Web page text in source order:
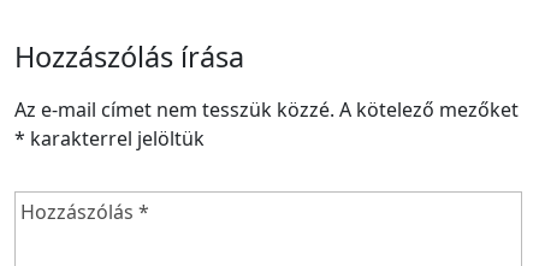
Hozzászólás írása
Az e-mail címet nem tesszük közzé. A kötelező mezőket
* karakterrel jelöltük